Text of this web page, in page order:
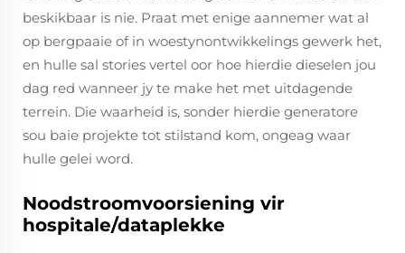
beskikbaar is nie. Praat met enige aannemer wat al
op bergpaaie of in woestynontwikkelings gewerk het,
en hulle sal stories vertel oor hoe hierdie dieselen jou
dag red wanneer jy te make het met uitdagende
terrein. Die waarheid is, sonder hierdie generatore
sou baie projekte tot stilstand kom, ongeag waar
hulle gelei word.
Noodstroomvoorsiening vir
hospitale/dataplekke